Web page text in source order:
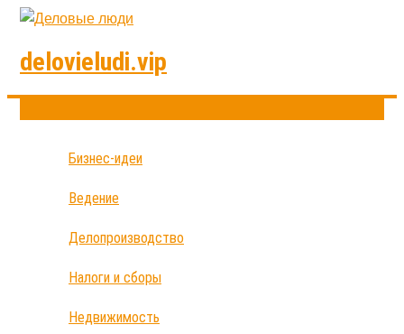
delovieludi.vip
Бизнес-идеи
Ведение
Делопроизводство
Налоги и сборы
Недвижимость